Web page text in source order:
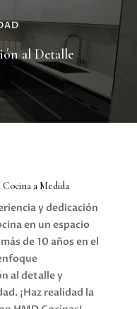
al Detalle
a Medida
y dedicación
en un espacio
de 10 años en el
al detalle y
¡Haz realidad la